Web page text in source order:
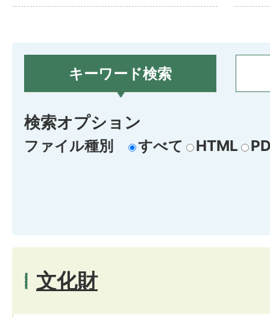
キーワード検索
検索オプション
ファイル種別 すべて HTML
文化財